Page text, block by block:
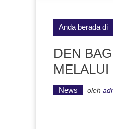
Anda berada di
DEN
News oleh